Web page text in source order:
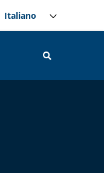
Select your language